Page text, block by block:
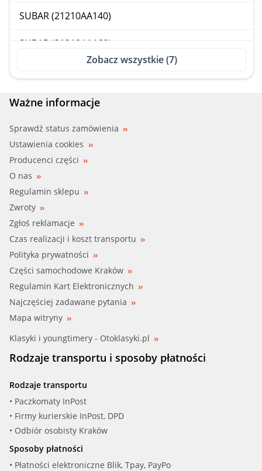
SUBAR (21210AA140)
SUBAR (21210AA160)
Zobacz wszystkie (7)
Ważne informacje
Sprawdź status zamówienia
Ustawienia cookies
Producenci części
O nas
Regulamin sklepu
Zwroty
Zgłoś reklamacje
Czas realizacji i koszt transportu
Polityka prywatności
Części samochodowe Kraków
Regulamin Kart Elektronicznych
Najczęściej zadawane pytania
Mapa witryny
Klasyki i youngtimery - Otoklasyki.pl
Rodzaje transportu i sposoby płatności
Rodzaje transportu
• Paczkomaty InPost
• Firmy kurierskie InPost, DPD
• Odbiór osobisty Kraków
Sposoby płatności
• Płatności elektroniczne Blik, Tpay, PayPo